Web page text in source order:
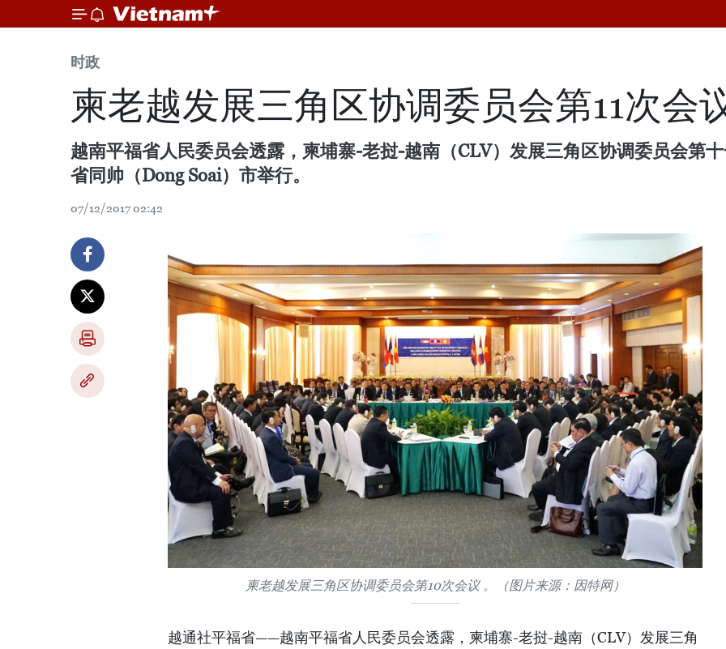
时政
柬老越发展三角区协调委员会第11次会
越南平福省人民委员会透露，柬埔寨-老挝-越南（CLV）发展三角区协调委员会第
省同帅（Dong Soai）市举行。
07/12/2017 02:42
柬老越发展三角区协调委员会第1​0次会议​ 。（图片来源：因特网）
越通社平福省​——越南平福省人民委员会透露，柬埔寨-老挝-越南（CLV）发展三角